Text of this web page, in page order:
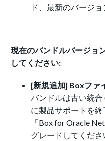
ド、最新のバージョ
現在のバンドルバージョ
してください:
[新規追加] Boxファ
バンドルは古い統合
に製品サポートを
「Box for Oracle
グレードしてくだ